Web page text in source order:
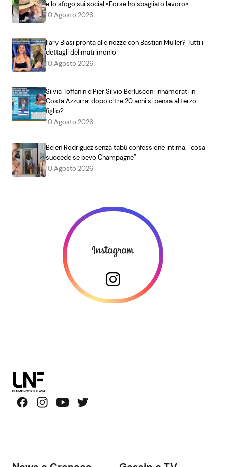
e lo sfogo sui social «Forse ho sbagliato lavoro»
10 Agosto 2026
Ilary Blasi pronta alle nozze con Bastian Muller? Tutti i
dettagli del matrimonio
10 Agosto 2026
Silvia Toffanin e Pier Silvio Berlusconi innamorati in
Costa Azzurra: dopo oltre 20 anni si pensa al terzo
figlio?
10 Agosto 2026
Belen Rodriguez senza tabù confessione intima: “cosa
succede se bevo Champagne”
10 Agosto 2026